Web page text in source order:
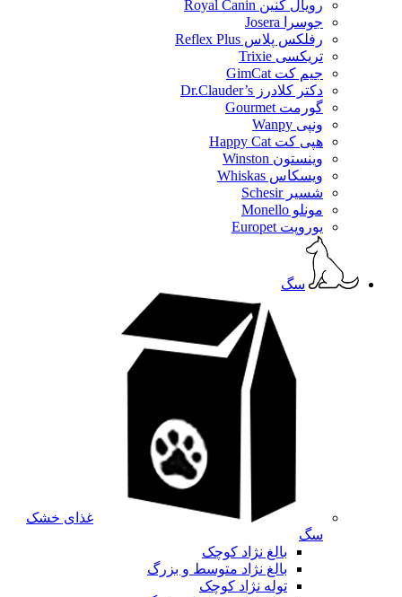
رویال کنین Royal Canin
جوسرا Josera
رفلکس پلاس Reflex Plus
تریکسی Trixie
جیم کت GimCat
دکتر کلادرز Dr.Clauder’s
گورمت Gourmet
ونپی Wanpy
هپی کت Happy Cat
وینستون Winston
ویسکاس Whiskas
شسیر Schesir
مونلو Monello
یوروپت Europet
سگ
غذای خشک
سگ
بالغ نژاد کوچک
بالغ نژاد متوسط و بزرگ
توله نژاد کوچک